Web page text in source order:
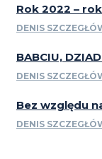
Rok 2022 –
DENIS
BABCIU,
DENIS
Bez względu
DENIS